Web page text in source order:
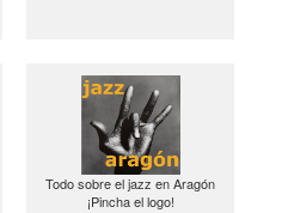
Todo sobre el jazz en Aragón
¡Pincha el logo!